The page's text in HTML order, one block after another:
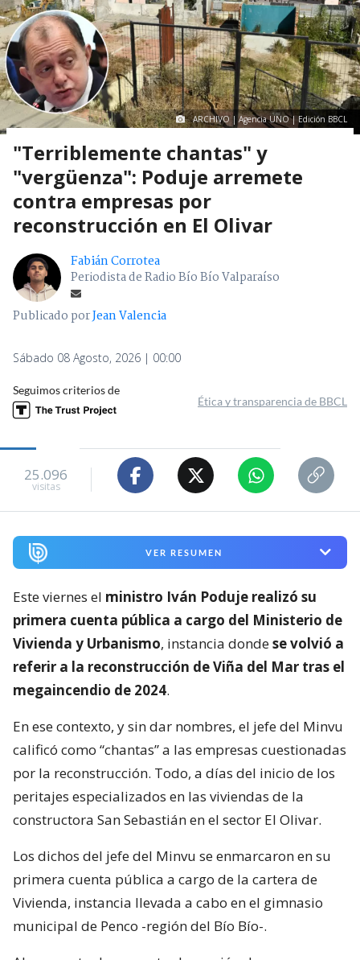
ARCHIVO | Agencia UNO | Edición BBCL
"Terriblemente chantas" y
"vergüenza": Poduje arremete
contra empresas por
reconstrucción en El Olivar
Fabián Corrotea
Periodista de Radio Bío Bío Valparaíso
Publicado porJean Valencia
Sábado 08 Agosto, 2026 | 00:00
Seguimos criterios de
Ética y transparencia de BBCL
25.096
visitas
VER RESUMEN
Este viernes el ministro Iván Poduje realizó su
primera cuenta pública a cargo del Ministerio de
Vivienda y Urbanismo, instancia dondese volvió a
referir a la reconstrucción de Viña del Mar tras el
megaincendio de 2024.
En ese contexto, y sin dar nombres, el jefe del Minvu
calificó como “chantas” a las empresas cuestionadas
por la reconstrucción. Todo, a días del inicio de los
peritajes especializados en las viviendas de la
constructora San Sebastián en el sector El Olivar.
Los dichos del jefe del Minvu se enmarcaron en su
primera cuenta pública a cargo de la cartera de
Vivienda, instancia llevada a cabo en el gimnasio
municipal de Penco -región del Bío Bío-.